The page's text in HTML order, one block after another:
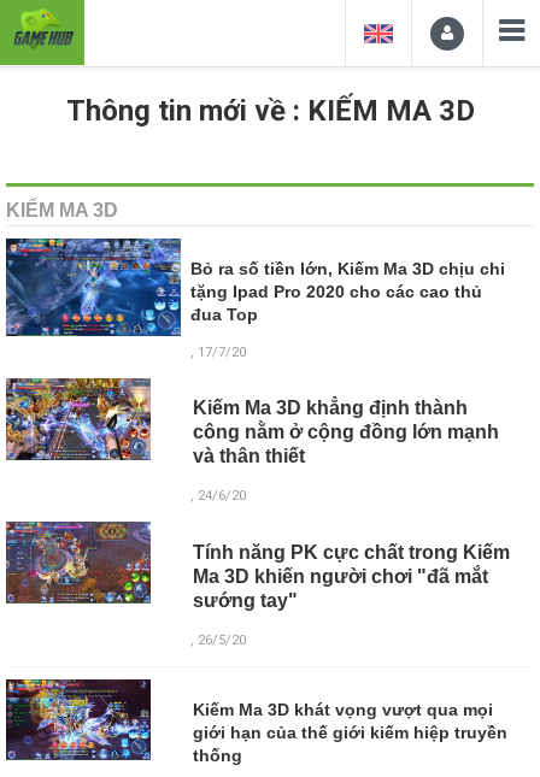
Thông tin mới về : KIẾM MA 3D
KIẾM MA 3D
Bỏ ra số tiền lớn, Kiếm Ma 3D chịu chi
tặng Ipad Pro 2020 cho các cao thủ
đua Top
, 17/7/20
Kiếm Ma 3D khẳng định thành
công nằm ở cộng đồng lớn mạnh
và thân thiết
, 24/6/20
Tính năng PK cực chất trong Kiếm
Ma 3D khiến người chơi "đã mắt
sướng tay"
, 26/5/20
Kiếm Ma 3D khát vọng vượt qua mọi
giới hạn của thế giới kiếm hiệp truyền
thống